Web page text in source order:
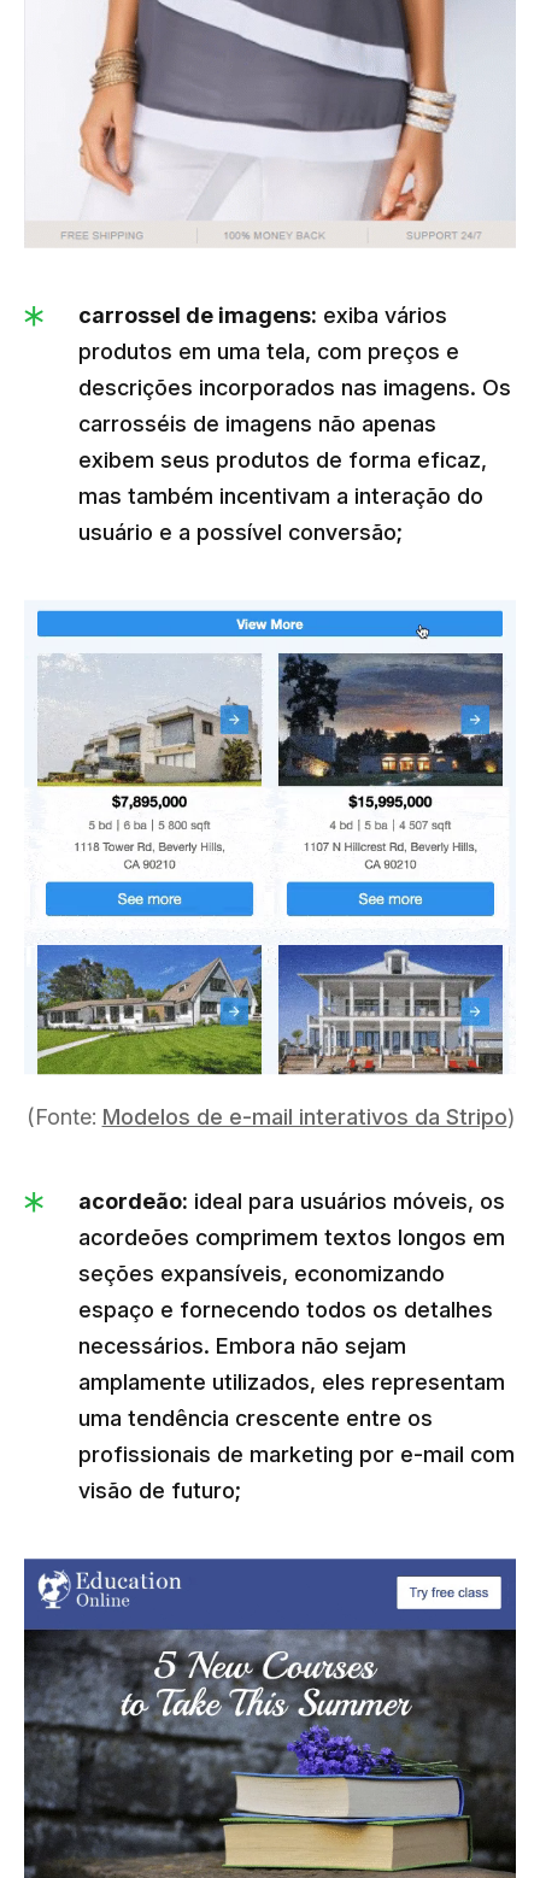
carrossel de imagens: exiba vários
produtos em uma tela, com preços e
descrições incorporados nas imagens. Os
carrosséis de imagens não apenas
exibem seus produtos de forma eficaz,
mas também incentivam a interação do
usuário e a possível conversão;
(Fonte: Modelos de e-mail interativos da Stripo)
acordeão: ideal para usuários móveis, os
acordeões comprimem textos longos em
seções expansíveis, economizando
espaço e fornecendo todos os detalhes
necessários. Embora não sejam
amplamente utilizados, eles representam
uma tendência crescente entre os
profissionais de marketing por e-mail com
visão de futuro;